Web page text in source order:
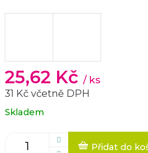
25,62 Kč / ks
31 Kč včetně DPH
Měrná
cena:
Skladem
Přidat do